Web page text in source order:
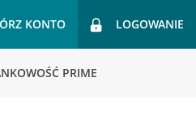
KONTO LOGOWANIE
PRIME